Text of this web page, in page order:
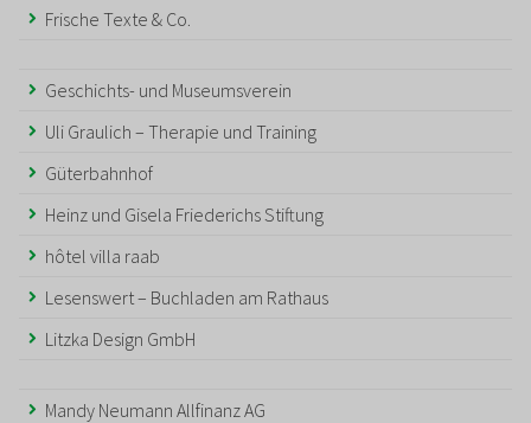
Frische Texte & Co.
Geschichts- und Museumsverein
Uli Graulich – Therapie und Training
Güterbahnhof
Heinz und Gisela Friederichs Stiftung
hôtel villa raab
Lesenswert – Buchladen am Rathaus
Litzka Design GmbH
Mandy Neumann Allfinanz AG